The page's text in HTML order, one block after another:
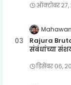
ऑक्टोबर २७,
Rajura
संबंधांच्या
डिसेंबर ०६,